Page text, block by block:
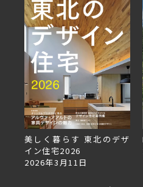
美しく暮らす 東北のデザ
イン住宅2026
2026年3月11日